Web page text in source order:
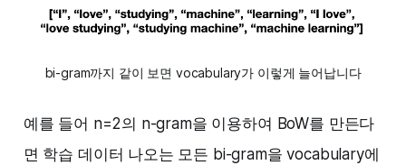
bi-gram까지 같이 보면 vocabulary가 이렇게 늘어납니다
예를 들어 n=2의 n-gram을 이용하여 BoW를 만든다
면 학습 데이터 나오는 모든 bi-gram을 vocabulary에